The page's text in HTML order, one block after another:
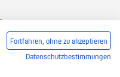
Fortfahren, ohne zu akzeptieren
Datenschutzbestimmungen